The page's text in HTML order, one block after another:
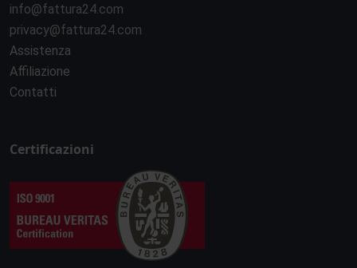
info@fattura24.com
privacy@fattura24.com
Assistenza
Affiliazione
Contatti
Certificazioni